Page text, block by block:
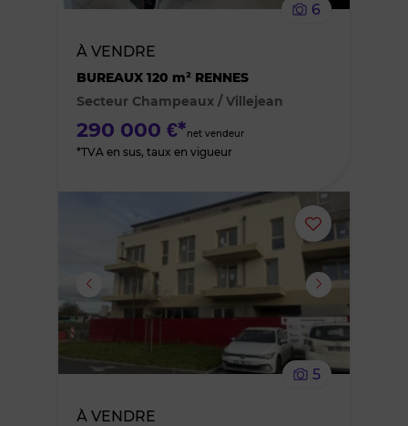
6
À VENDRE
BUREAUX 120 m² RENNES
Secteur Champeaux / Villejean
290 000 €*net vendeur
*TVA en sus, taux en vigueur
Ajouter
ou
supprimer
le
5
À VENDRE